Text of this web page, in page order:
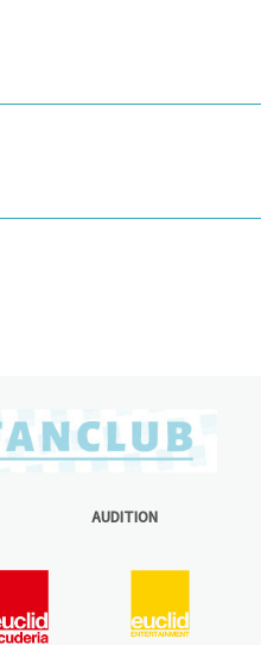
AUDITION